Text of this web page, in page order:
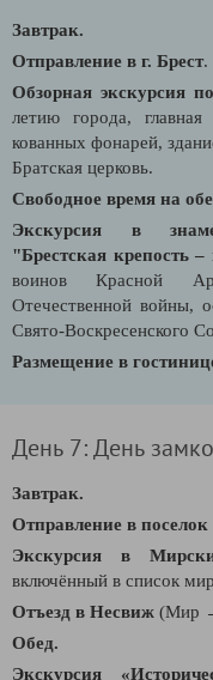
Завтрак.
Отправление в г. Брест.
Обзорная экскурсия
летию города,
кованных фонарей,
Братская церковь.
Свободное время на
Экскурсия в
"Брестская крепость –
воинов Красной
Отечественной войны,
Свято-Воскресенского
Размещение в
День 7: День
Завтрак.
Отправление в
Экскурсия в
включённый в список
Отъезд в Несвиж (Мир
Обед.
Экскурсия